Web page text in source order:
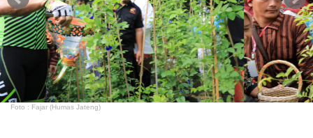
Foto : Fajar (Humas Jateng)